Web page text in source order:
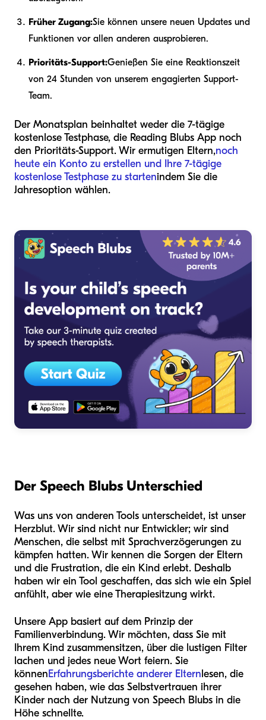
Früher Zugang:Sie können unsere neuen Updates und
Funktionen vor allen anderen ausprobieren.
Prioritäts-Support:Genießen Sie eine Reaktionszeit
von 24 Stunden von unserem engagierten Support-
Team.
Der Monatsplan beinhaltet weder die 7-tägige
kostenlose Testphase, die Reading Blubs App noch
den Prioritäts-Support. Wir ermutigen Eltern,noch
heute ein Konto zu erstellen und Ihre 7-tägige
kostenlose Testphase zu startenindem Sie die
Jahresoption wählen.
Der Speech Blubs Unterschied
Was uns von anderen Tools unterscheidet, ist unser
Herzblut. Wir sind nicht nur Entwickler; wir sind
Menschen, die selbst mit Sprachverzögerungen zu
kämpfen hatten. Wir kennen die Sorgen der Eltern
und die Frustration, die ein Kind erlebt. Deshalb
haben wir ein Tool geschaffen, das sich wie ein Spiel
anfühlt, aber wie eine Therapiesitzung wirkt.
Unsere App basiert auf dem Prinzip der
Familienverbindung. Wir möchten, dass Sie mit
Ihrem Kind zusammensitzen, über die lustigen Filter
lachen und jedes neue Wort feiern. Sie
könnenErfahrungsberichte anderer Elternlesen, die
gesehen haben, wie das Selbstvertrauen ihrer
Kinder nach der Nutzung von Speech Blubs in die
Höhe schnellte.